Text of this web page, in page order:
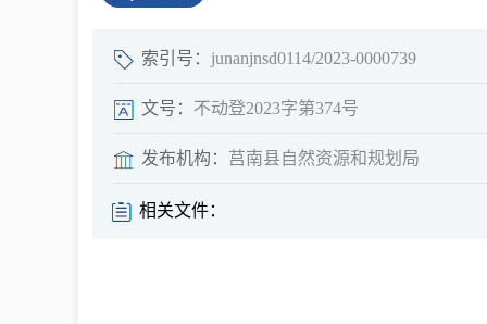
公共企事业单
息
县情
索引号： junanjnsd0114/2023-0000739
文号： 不动登2023字第374号
发布机构： 莒南县自然资源和规划局
相关文件：